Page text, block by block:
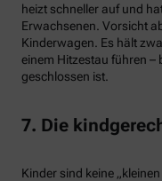
heizt schneller auf und
Erwachsenen. Vorsicht
Kinderwagen. Es hält
einem Hitzestau führen –
geschlossen ist.
7. Die
Kinder sind keine